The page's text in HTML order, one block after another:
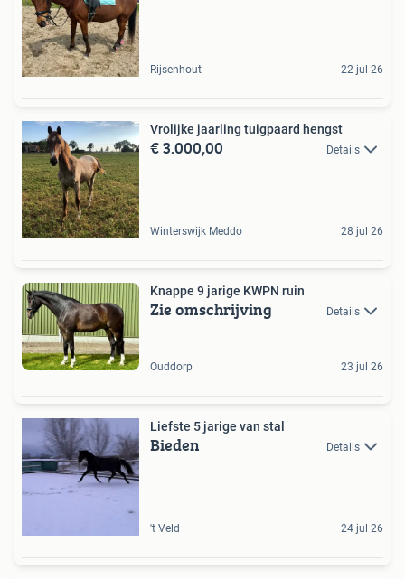
Rijsenhout 22 jul 26
Vrolijke jaarling tuigpaard hengst
€ 3.000,00 Details
Winterswijk Meddo 28 jul 26
Knappe 9 jarige KWPN ruin
Zie omschrijving Details
Ouddorp 23 jul 26
Liefste 5 jarige van stal ️
Bieden Details
't Veld 24 jul 26